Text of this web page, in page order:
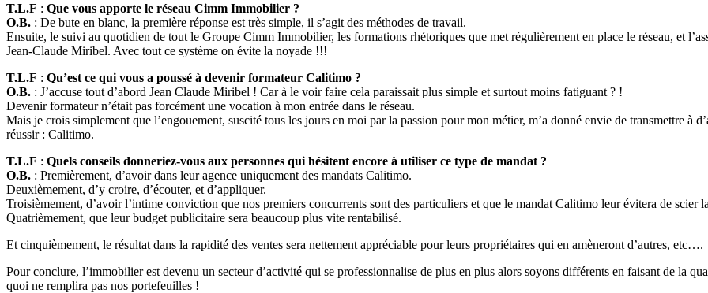
T.L.F : Que vous apporte le réseau Cimm Immobilier ?
O.B. : De bute en blanc, la première réponse est très simple, il s’agit des méthodes de travail.
Ensuite, le suivi au quotidien de tout le Groupe Cimm Immobilier, les formations rhétoriques que met régulièrement en place le réseau, et
Jean-Claude Miribel. Avec tout ce système on évite la noyade !!!
T.L.F : Qu’est ce qui vous a poussé à devenir formateur Calitimo ?
O.B. : J’accuse tout d’abord Jean Claude Miribel ! Car à le voir faire cela paraissait plus simple et surtout moins fatiguant ? !
Devenir formateur n’était pas forcément une vocation à mon entrée dans le réseau.
Mais je crois simplement que l’engouement, suscité tous les jours en moi par la passion pour mon métier, m’a donné envie de transmettre à
réussir : Calitimo.
T.L.F : Quels conseils donneriez-vous aux personnes qui hésitent encore à utiliser ce type de mandat ?
O.B. : Premièrement, d’avoir dans leur agence uniquement des mandats Calitimo.
Deuxièmement, d’y croire, d’écouter, et d’appliquer.
Troisièmement, d’avoir l’intime conviction que nos premiers concurrents sont des particuliers et que le mandat Calitimo leur évitera de scier
Quatrièmement, que leur budget publicitaire sera beaucoup plus vite rentabilisé.
Et cinquièmement, le résultat dans la rapidité des ventes sera nettement appréciable pour leurs propriétaires qui en amèneront d’autres, etc….
Pour conclure, l’immobilier est devenu un secteur d’activité qui se professionnalise de plus en plus alors soyons différents en faisant de la
quoi ne remplira pas nos portefeuilles !